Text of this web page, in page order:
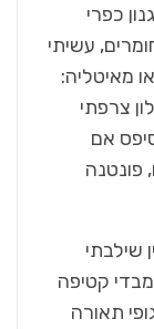
כפרי
עשיתי
מאיטליה:
צרפתי
אם
פונטנה
שילבתי
קטיפה
תאורה